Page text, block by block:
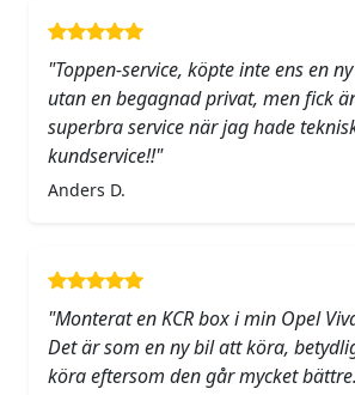
"Toppen-service, köpte inte ens en
utan en begagnad privat, men fick
superbra service när jag hade
kundservice!!"
Anders D.
"Monterat en KCR box i min Opel
Det är som en ny bil att köra,
köra eftersom den går mycket